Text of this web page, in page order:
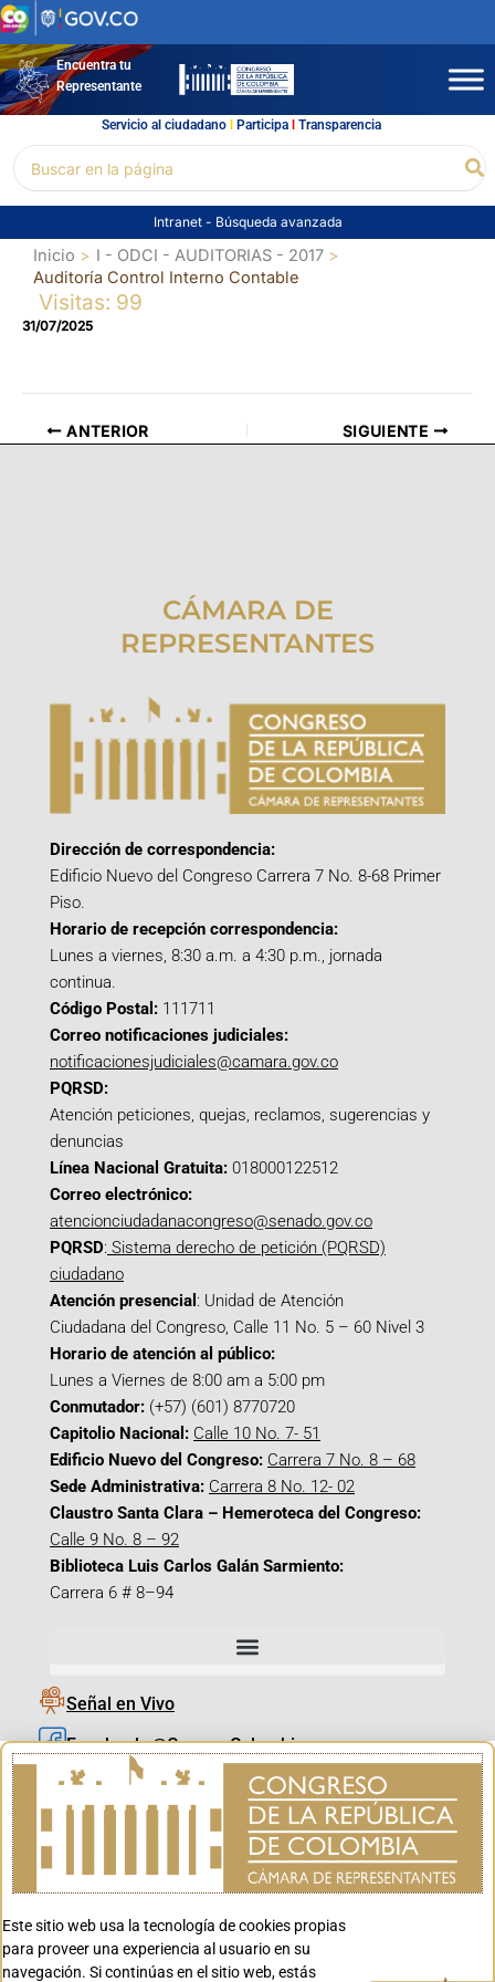
Ir
al
contenidoEncuentra tu
Representante
Servicio al ciudadano l Participal Transparencia
por:
Intranet - Búsqueda avanzada
Inicio
I - ODCI - AUDITORIAS - 2017
Auditoría Control Interno Contable
Visitas: 99
31/07/2025
ANTERIOR SIGUIENTE
CÁMARA DE
REPRESENTANTES
Dirección de correspondencia:
Edificio Nuevo del Congreso Carrera 7 No. 8-68 Primer
Piso.
Horario de recepción correspondencia:
Lunes a viernes, 8:30 a.m. a 4:30 p.m., jornada
continua.
Código Postal: 111711
Correo notificaciones judiciales:
notificacionesjudiciales@camara.gov.co
PQRSD:
Atención peticiones, quejas, reclamos, sugerencias y
denuncias
Línea Nacional Gratuita: 018000122512
Correo electrónico:
atencionciudadanacongreso@senado.gov.co
PQRSD: Sistema derecho de petición (PQRSD)
ciudadano
Atención presencial : Unidad de Atención
Ciudadana del Congreso, Calle 11 No. 5 – 60 Nivel 3
Horario de atención al público:
Lunes a Viernes de 8:00 am a 5:00 pm
Conmutador: (+57) (601) 8770720
Capitolio Nacional: Calle 10 No. 7- 51
Edificio Nuevo del Congreso: Carrera 7 No. 8 – 68
Sede Administrativa: Carrera 8 No. 12- 02
Claustro Santa Clara – Hemeroteca del Congreso:
Calle 9 No. 8 – 92
Biblioteca Luis Carlos Galán Sarmiento:
Carrera 6 # 8–94
Señal en Vivo
Facebook_@CamaraColombia
Instagram_@CamaraColombia
X_@CamaraColombia
Youtube_@CamaraColombia
Youtube_@CanalCongreso
Este sitio web usa la tecnología de cookies propias
para proveer una experiencia al usuario en su
navegación. Si continúas en el sitio web, estás